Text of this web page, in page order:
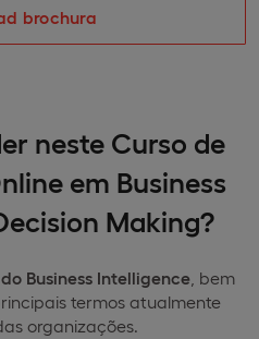
brochura
neste Curso de
em Business
Making?
Business Intelligence , bem
termos atualmente
organizações.